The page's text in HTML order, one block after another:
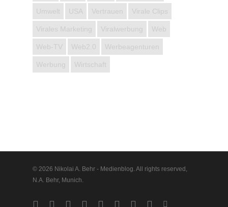
Umwelt USA Vertrauen Virale Clips
Virales Marketing Viralwerbung Web
Web-TV Web2.0 Werbeagenturen
Werbung Wirtschaft
© 2026 Nikolai A. Behr - Medienblog. All rights reserved,
N.A. Behr, Munich.
twitter facebookvimeo pinterestlinkedinyoutubegoogle-instagram
vine